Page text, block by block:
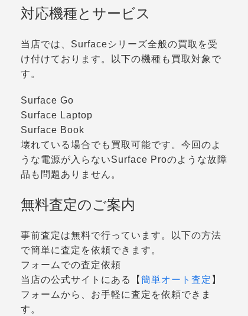
対応機種とサービス
当店では、Surfaceシリーズ全般の買取を受
け付けております。以下の機種も買取対象で
す。
Surface Go
Surface Laptop
Surface Book
壊れている場合でも買取可能です。今回のよ
うな電源が入らないSurface Proのような故障
品も問題ありません。
無料査定のご案内
事前査定は無料で行っています。以下の方法
で簡単に査定を依頼できます。
フォームでの査定依頼
当店の公式サイトにある【 簡単オート査定 】
フォームから、お手軽に査定を依頼できま
す。